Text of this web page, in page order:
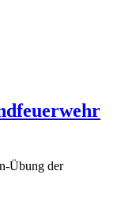
Übung der